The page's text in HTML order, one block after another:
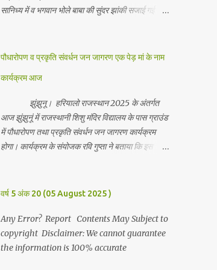
सानिध्य में व भगवान भोले बाबा की सुंदर झांकी सजाई गई।
अनुष्ठान किया गया व भगवान से सर्वजन की मंगल कामना की
चंद्रकांत, रविकांत, उज्वल, गजानंद, गणेश, सफल, शिवम्,
भाविक, लाडो, मीना, रेनू, निर्मला, दीक्षा, मनीषा आदि सभी
परिवार जन उपस्थित रहे। Contents May Subject to
copyright Disclaimer: We cannot guarantee
the information is 100% accurate
पौधारोपण व प्रकृति संवर्धन जन जागरण एक पेड़ मां के नाम
कार्यक्रम आज
झुंझुनू। हरियालो राजस्थान 2025 के अंतर्गत
आज झुंझुनूं में राजस्थानी शिशु मंदिर विद्यालय के पास ग्राउंड
में पौधारोपण तथा प्रकृति संवर्धन जन जागरण कार्यक्रम
होगा। कार्यक्रम के संयोजक रवि गुप्ता ने बताया कि इस
अतिथि के रूप में बाबा बालक नाथ विधायक अलवर, राजेंद्र
पर्यावरण अभियान के जिला संयोजक पवन मावडिया उपस्थित
रहेंगे। Contents May Subject to copyright
Disclaimer: We cannot guarantee the
वर्ष 5 अंक 20 (05 August 2025 )
Any Error? Report Contents May Subject to
copyright Disclaimer: We cannot guarantee
the information is 100% accurate